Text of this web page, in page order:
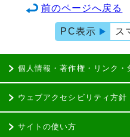
前のページへ戻る
PC表示 ス
個人情報・著作権・リンク・
ウェブアクセシビリティ方針
サイトの使い方